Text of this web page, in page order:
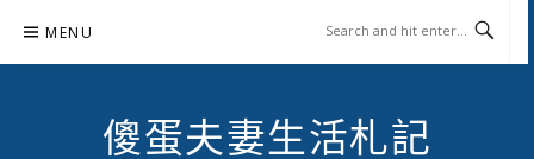
content
MENU
傻蛋夫妻生活札記